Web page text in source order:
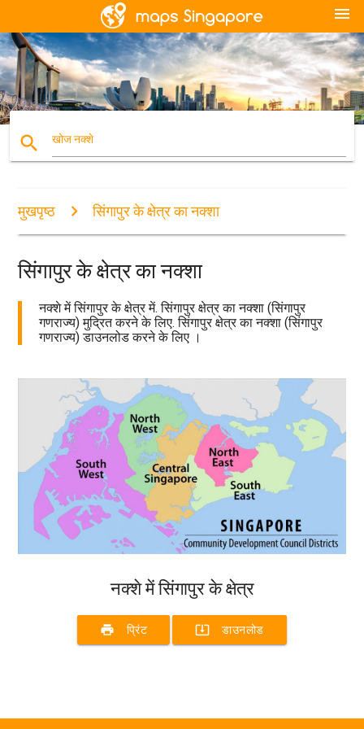
menu
search खोज नक्शे
मुखपृष्ठ सिंगापुर के क्षेत्र का नक्शा
सिंगापुर के क्षेत्र का नक्शा
नक्शे में सिंगापुर के क्षेत्र में. सिंगापुर क्षेत्र का नक्शा (सिंगापुर
गणराज्य) मुद्रित करने के लिए. सिंगापुर क्षेत्र का नक्शा (सिंगापुर
गणराज्य) डाउनलोड करने के लिए ।
नक्शे में सिंगापुर के क्षेत्र
print प्रिंट system_update_alt डाउनलोड